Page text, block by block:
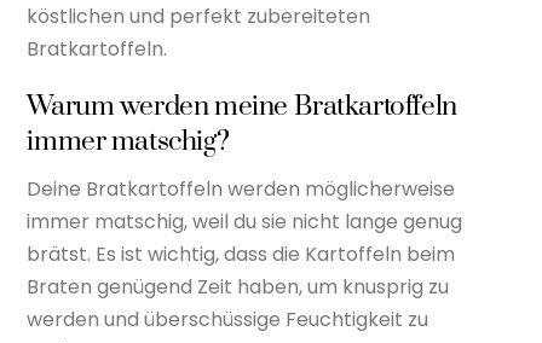
köstlichen und perfekt zubereiteten
Bratkartoffeln.
Warum werden meine Bratkartoffeln
immer matschig?
Deine Bratkartoffeln werden möglicherweise
immer matschig, weil du sie nicht lange genug
brätst. Es ist wichtig, dass die Kartoffeln beim
Braten genügend Zeit haben, um knusprig zu
werden und überschüssige Feuchtigkeit zu